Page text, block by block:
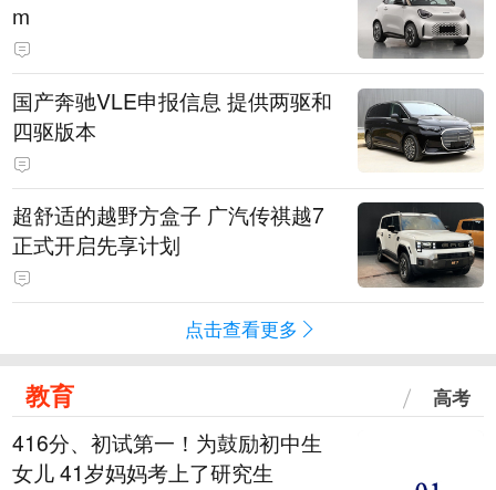
m
国产奔驰VLE申报信息 提供两驱和
四驱版本
超舒适的越野方盒子 广汽传祺越7
正式开启先享计划
点击查看更多
教育 高考
416分、初试第一！为鼓励初中生
女儿 41岁妈妈考上了研究生